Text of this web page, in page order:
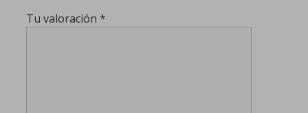
Tu valoración *